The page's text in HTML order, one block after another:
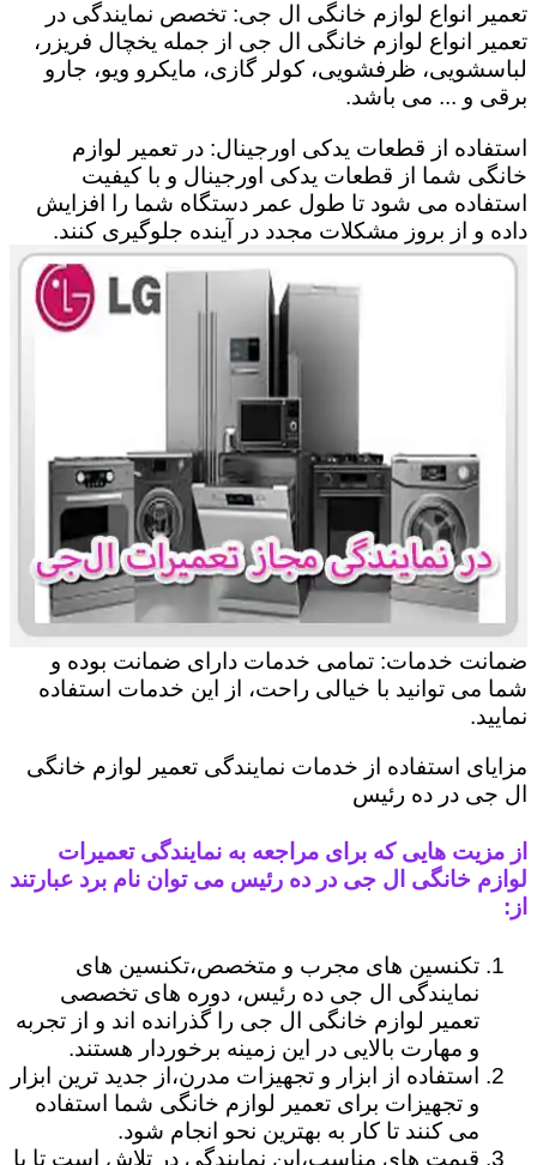
تعمیر انواع لوازم خانگی ال جی: تخصص نمایندگی در
تعمیر انواع لوازم خانگی ال جی از جمله یخچال فریزر،
لباسشویی، ظرفشویی، کولر گازی، مایکرو ویو، جارو
برقی و ... می باشد.
استفاده از قطعات یدکی اورجینال: در تعمیر لوازم
خانگی شما از قطعات یدکی اورجینال و با کیفیت
استفاده می شود تا طول عمر دستگاه شما را افزایش
داده و از بروز مشکلات مجدد در آینده جلوگیری کنند.
ضمانت خدمات: تمامی خدمات دارای ضمانت بوده و
شما می توانید با خیالی راحت، از این خدمات استفاده
نمایید.
مزایای استفاده از خدمات نمایندگی تعمیر لوازم خانگی
ال جی در ده رئیس
از مزیت هایی که برای مراجعه به نمایندگی تعمیرات
لوازم خانگی ال جی در ده رئیس می توان نام برد عبارتند
از:
تکنسین های مجرب و متخصص،تکنسین های
نمایندگی ال جی ده رئیس، دوره های تخصصی
تعمیر لوازم خانگی ال جی را گذرانده اند و از تجربه
و مهارت بالایی در این زمینه برخوردار هستند.
استفاده از ابزار و تجهیزات مدرن،از جدید ترین ابزار
و تجهیزات برای تعمیر لوازم خانگی شما استفاده
می کنند تا کار به بهترین نحو انجام شود.
قیمت های مناسب،این نمایندگی در تلاش است تا با